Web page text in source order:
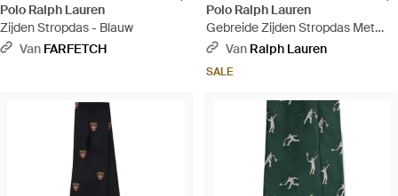
Polo Ralph Lauren
Zijden Stropdas - Blauw
Van FARFETCH
Polo Ralph Lauren
Gebreide Zijden Stropdas Met
Polo Bear - Blauw
Van Ralph Lauren
SALE